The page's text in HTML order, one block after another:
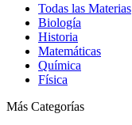
Todas las Materias
Biología
Historia
Matemáticas
Química
Física
Más Categorías